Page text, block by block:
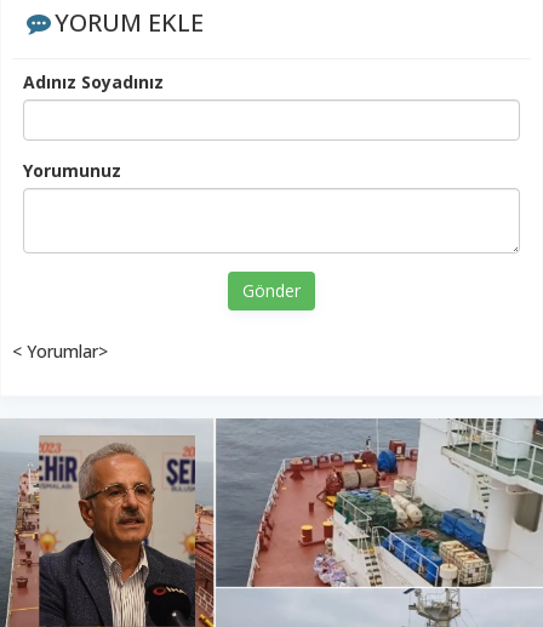
YORUM EKLE
Adınız Soyadınız
Yorumunuz
Gönder
< Yorumlar>